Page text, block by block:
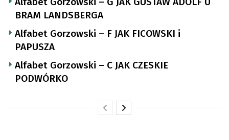
BRAM LANDSBERGA
Alfabet Gorzowski – F JAK FICOWSKI i
PAPUSZA
Alfabet Gorzowski – C JAK CZESKIE
PODWÓRKO